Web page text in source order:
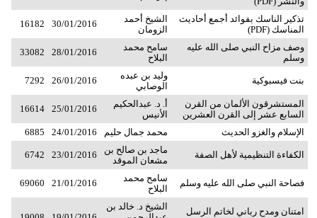
تذكير الناسك بفوائد أجمع أحاديث
المناسك (PDF)
الشيخ أحمد
الزومان
30/01/2016
16182
وصف مزاح النبي صلى الله عليه
وسلم
سامح محمد
البلاح
28/01/2016
33082
بنت فيسبوكية
وليد بن عبده
الوصابي
26/01/2016
7292
المستشرقون اﻷلمان من القرن
السابع عشر إلى القرن العشرين
أ. د. عبدالحكيم
الأنيس
25/01/2016
16614
الإسلام والغزو الحديث محمد جمال حليم 24/01/2016
6885
الكفاءة التنظيمية لأهل الصفة
ماجد بن صالح بن
مشعان الموقد
23/01/2016
6742
فصاحة النبي صلى الله عليه وسلم
سامح محمد
البلاح
21/01/2016
69060
امتنان ومدح رباني لخاتم الرسل
الشيخ د. خالد بن